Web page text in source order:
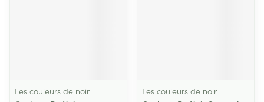
Les couleurs de noir
Les couleurs de noir